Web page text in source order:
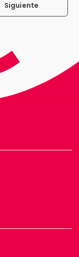
Siguiente